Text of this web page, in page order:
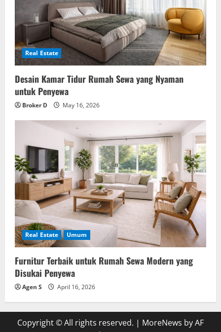
Real Estate
Desain Kamar Tidur Rumah Sewa yang Nyaman
untuk Penyewa
Broker D May 16, 2026
Real Estate Umum
Furnitur Terbaik untuk Rumah Sewa Modern yang
Disukai Penyewa
Agen S April 16, 2026
Copyright © All rights reserved. | MoreNews by AF